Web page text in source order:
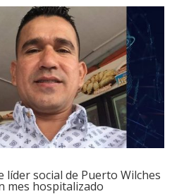
líder social de Puerto Wilches
mes hospitalizado